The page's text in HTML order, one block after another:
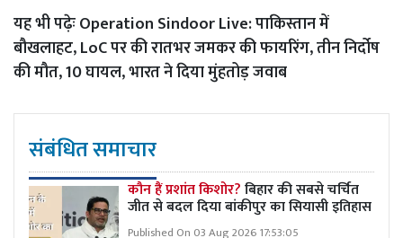
यह भी पढ़ेःOperation Sindoor Live: पाकिस्तान में
बौखलाहट, LoC पर की रातभर जमकर की फायरिंग, तीन निर्दोष
की मौत, 10 घायल, भारत ने दिया मुंहतोड़ जवाब
संबंधित समाचार
कौन हैं प्रशांत किशोर?बिहार की सबसे चर्चित
जीत से बदल दिया बांकीपुर का सियासी इतिहास
Published On 03 Aug 2026 17:53:05